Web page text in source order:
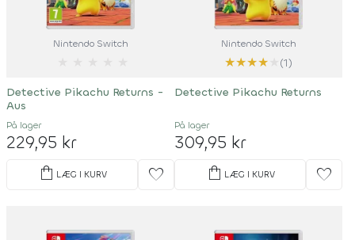
Nintendo Switch
Detective Pikachu Returns -
Aus
På lager
229,95 kr
shopping_bag LÆG I KURV favorite
Nintendo Switch
★★★★
(1)
Detective Pikachu Returns
På lager
309,95 kr
shopping_bag LÆG I KURV favorite